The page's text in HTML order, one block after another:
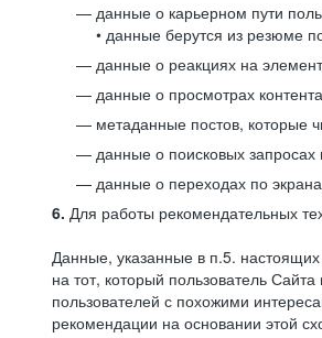
данные о карьерном пути
• данные берутся из резюме
данные о реакциях на
данные о просмотрах
метаданные постов, которые
данные о поисковых запросах
данные о переходах по
6. Для работы рекомендательных
Данные, указанные в п.5.
на тот, который пользователь
пользователей с похожими
рекомендации на основании этой